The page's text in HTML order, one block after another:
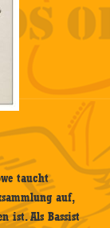
taucht
auf,
ist. Als Bassist